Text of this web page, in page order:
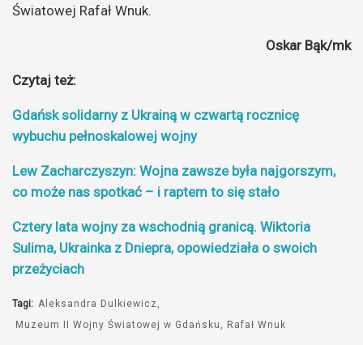
Światowej Rafał Wnuk.
Oskar Bąk/mk
Czytaj też:
Gdańsk solidarny z Ukrainą w czwartą rocznicę
wybuchu pełnoskalowej wojny
Lew Zacharczyszyn: Wojna zawsze była najgorszym,
co może nas spotkać – i raptem to się stało
Cztery lata wojny za wschodnią granicą. Wiktoria
Sulima, Ukrainka z Dniepra, opowiedziała o swoich
przeżyciach
Tagi: Aleksandra Dulkiewicz
Muzeum II Wojny Światowej w Gdańsku
Rafał Wnuk